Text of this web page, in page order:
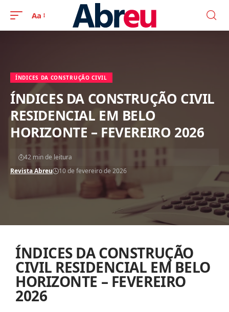
Aa
ÍNDICES DA CONSTRUÇÃO CIVIL
ÍNDICES DA CONSTRUÇÃO CIVIL
RESIDENCIAL EM BELO
HORIZONTE – FEVEREIRO 2026
Revista Abreu 10 de fevereiro de 2026
42 min de leitura
ÍNDICES DA CONSTRUÇÃO
CIVIL RESIDENCIAL EM BELO
HORIZONTE – FEVEREIRO
2026